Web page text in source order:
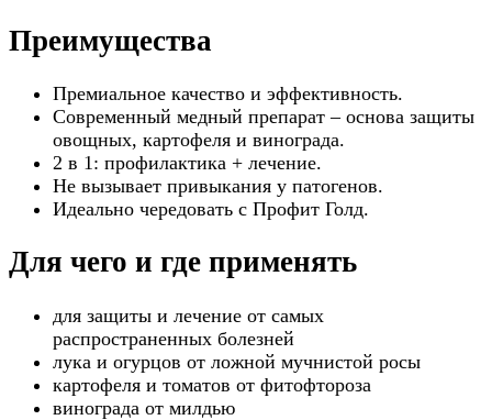
Преимущества
Премиальное качество и эффективность.
Современный медный препарат – основа защиты
овощных, картофеля и винограда.
2 в 1: профилактика + лечение.
Не вызывает привыкания у патогенов.
Идеально чередовать с Профит Голд.
Для чего и где применять
для защиты и лечение от самых
распространенных болезней
лука и огурцов от ложной мучнистой росы
картофеля и томатов от фитофтороза
винограда от милдью